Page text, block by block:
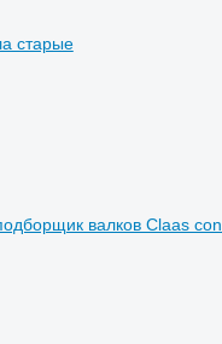
старые
валков Claas